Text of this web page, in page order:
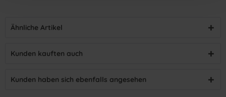
Ähnliche Artikel
Kunden kauften auch
Kunden haben sich ebenfalls angesehen